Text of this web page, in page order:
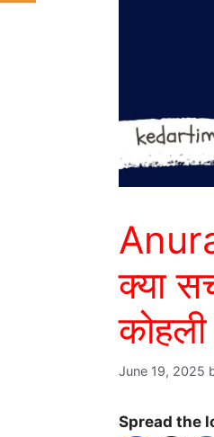
क्या
June 19, 2025
Spread the